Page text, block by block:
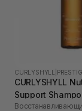
CURLYSHYLL
CURLYSHYLL
Support